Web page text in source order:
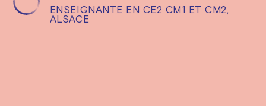
ENSEIGNANTE EN CE2 CM1 ET CM2,
ALSACE